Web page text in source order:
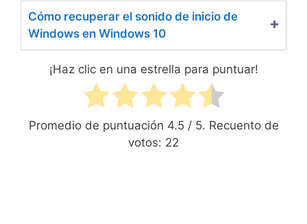
Cómo recuperar el sonido de inicio de
Windows en Windows 10
¡Haz clic en una estrella para puntuar!
Promedio de puntuación 4.5/ 5. Recuento de
votos: 22